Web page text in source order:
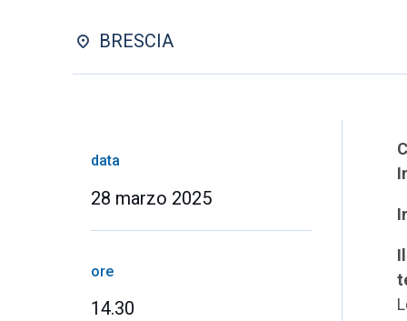
BRESCIA
data
28 marzo 2025
ore
14.30